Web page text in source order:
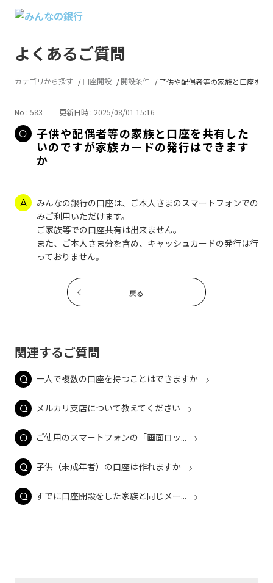
よくあるご質問
カテゴリから探す 口座開設 開設条件 子供や配偶者等の家族と口座を共
No : 583 更新日時 : 2025/08/01 15:16
子供や配偶者等の家族と口座を共有した
いのですが家族カードの発行はできます
か
みんなの銀行の口座は、ご本人さまのスマートフォンでの
みご利用いただけます。
ご家族等での口座共有は出来ません。
また、ご本人さま分を含め、キャッシュカードの発行は行
っておりません。
戻る
関連するご質問
一人で複数の口座を持つことはできますか
メルカリ支店について教えてください
ご使用のスマートフォンの「画面ロッ...
子供（未成年者）の口座は作れますか
すでに口座開設をした家族と同じメー...